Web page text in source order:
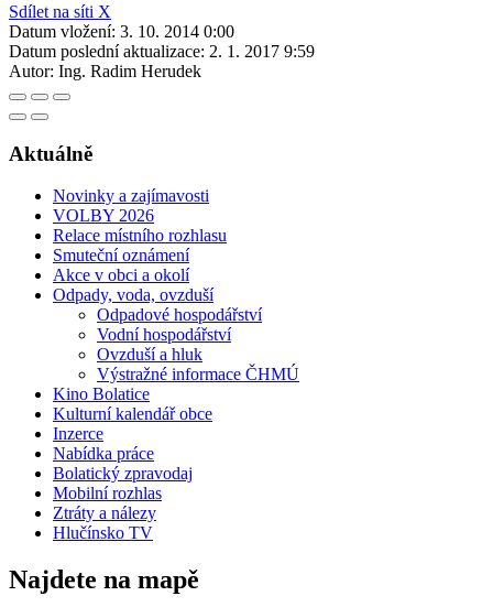
Sdílet na síti X
Datum vložení: 3. 10. 2014 0:00
Datum poslední aktualizace: 2. 1. 2017 9:59
Autor: Ing. Radim Herudek
Aktuálně
Novinky a zajímavosti
VOLBY 2026
Relace místního rozhlasu
Smuteční oznámení
Akce v obci a okolí
Odpady, voda, ovzduší
Odpadové hospodářství
Vodní hospodářství
Ovzduší a hluk
Výstražné informace ČHMÚ
Kino Bolatice
Kulturní kalendář obce
Inzerce
Nabídka práce
Bolatický zpravodaj
Mobilní rozhlas
Ztráty a nálezy
Hlučínsko TV
Najdete na mapě